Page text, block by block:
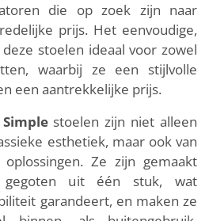
die op zoek zijn naar
prijs. Het eenvoudige,
stoelen ideaal voor zowel
waarbij ze een stijlvolle
een aantrekkelijke prijs.
stoelen zijn niet alleen
esthetiek, maar ook van
Ze zijn gemaakt
gegoten uit één stuk, wat
garandeert, en maken ze